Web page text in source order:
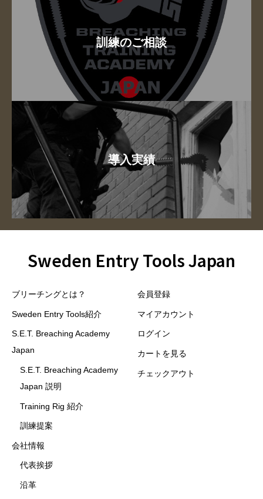
訓練のご相談
導入実績
Sweden Entry Tools Japan
ブリーチングとは？
Sweden Entry Tools紹介
S.E.T. Breaching Academy
Japan
S.E.T. Breaching Academy
Japan 説明
Training Rig 紹介
訓練提案
会社情報
代表挨拶
沿革
会員登録
マイアカウント
ログイン
カートを見る
チェックアウト